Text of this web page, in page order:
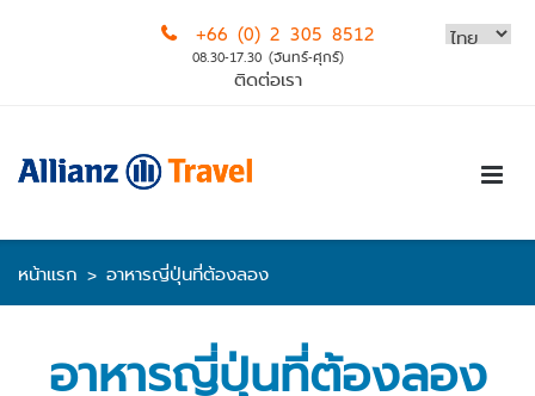
+66 (0) 2 305 8512
08.30-17.30 (จันทร์-ศุกร์)
ติดต่อเรา
หน้าแรก > อาหารญี่ปุ่นที่ต้องลอง
อาหารญี่ปุ่นที่ต้องลอง